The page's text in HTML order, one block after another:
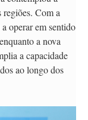
regiões. Com a
operar em sentido
a nova
a capacidade
ao longo dos